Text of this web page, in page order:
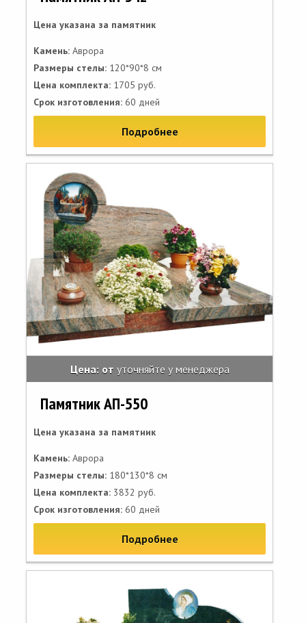
Цена указана за памятник
Камень: Аврора
Размеры стелы: 120*90*8 см
Цена комплекта: 1705 руб.
Срок изготовления: 60 дней
Подробнее
Цена: от уточняйте у менеджера
Памятник АП-550
Цена указана за памятник
Камень: Аврора
Размеры стелы: 180*130*8 см
Цена комплекта: 3832 руб.
Срок изготовления: 60 дней
Подробнее